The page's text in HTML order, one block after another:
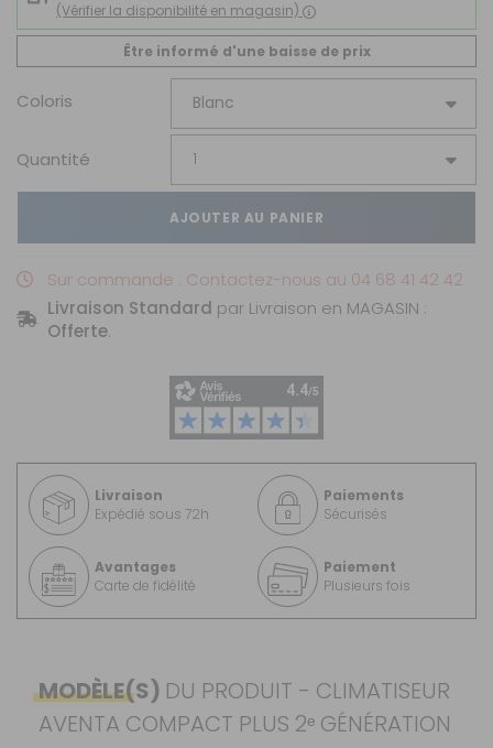
(Vérifier la disponibilité en magasin)
Être informé d'une baisse de prix
Coloris
Quantité
AJOUTER AU PANIER
Sur commande : Contactez-nous au 04 68 41 42 42
Livraison Standard par Livraison en MAGASIN :
Offerte.
Livraison
Expédié sous 72h
Paiements
Sécurisés
Avantages
Carte de fidélité
Paiement
Plusieurs fois
MODÈLE(S) DU PRODUIT - CLIMATISEUR
AVENTA COMPACT PLUS 2ᵉ GÉNÉRATION